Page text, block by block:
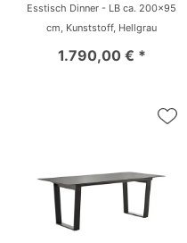
Esstisch Dinner - LB ca. 200x95
cm, Kunststoff, Hellgrau
1.790,00 € *